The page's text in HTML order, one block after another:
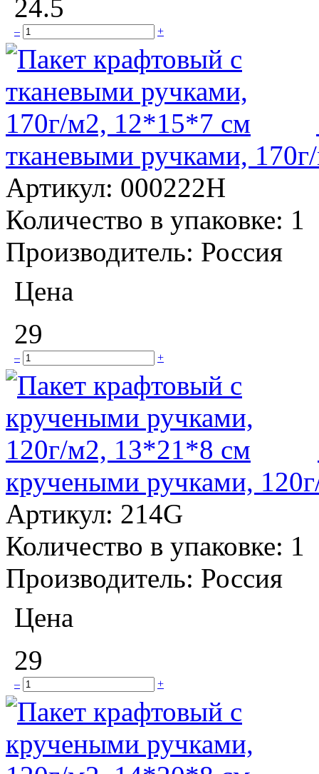
24.5
– +
тканевыми ручками,
Артикул: 000222H
Количество в упаковке: 1
Производитель: Россия
Цена
29
– +
кручеными ручками,
Артикул: 214G
Количество в упаковке: 1
Производитель: Россия
Цена
29
– +